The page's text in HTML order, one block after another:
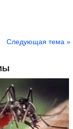
Следующая тема »